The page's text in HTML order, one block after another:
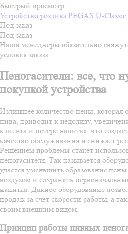
Быстрый просмотр
Устройство розлива PEGAS U-
Под заказ
Под заказ
Наши менеджеры обязательно
условия заказа
Пеногасители: все, что
покупкой устройства
Излишнее количество пены, которая
пива, приводит к недоливу,
клиента и потере напитка, что
качество обслуживания и снижает
Решением проблемы станет
пеногасителя. Так называется
удается уменьшить образование
воздухом и сохранить
напитка. Данное оборудование
продаж за счет скорости работы, а
своим внешним видом.
Принцип работы пивных